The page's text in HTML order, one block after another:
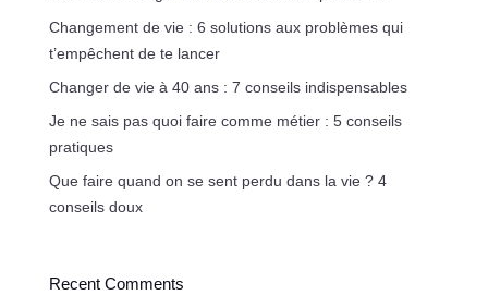
Changement de vie : 6 solutions aux problèmes qui
t’empêchent de te lancer
Changer de vie à 40 ans : 7 conseils indispensables
Je ne sais pas quoi faire comme métier : 5 conseils
pratiques
Que faire quand on se sent perdu dans la vie ? 4
conseils doux
Recent Comments